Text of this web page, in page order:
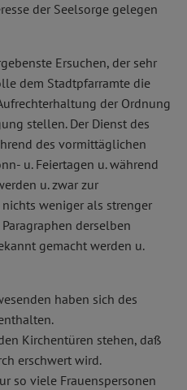
der Seelsorge gelegen
Ersuchen, der sehr
dem Stadtpfarramte die
der Ordnung
stellen. Der Dienst des
des vormittäglichen
u. Feiertagen u. während
u. zwar zur
weniger als strenger
derselben
gemacht werden u.
haben sich des
Kirchentüren stehen, daß
erschwert wird.
so viele Frauenspersonen